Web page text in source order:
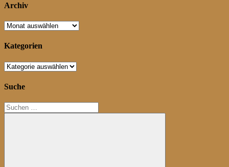
Archiv
Archiv
Kategorien
Kategorien
Suche
Suchen
nach: